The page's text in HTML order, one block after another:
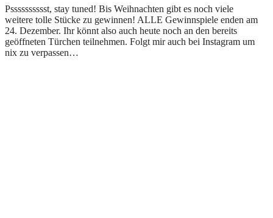
Psssssssssst, stay tuned! Bis Weihnachten gibt es noch viele
weitere tolle Stücke zu gewinnen! ALLE Gewinnspiele enden am
24. Dezember. Ihr könnt also auch heute noch an den bereits
geöffneten Türchen teilnehmen. Folgt mir auch bei Instagram um
nix zu verpassen…